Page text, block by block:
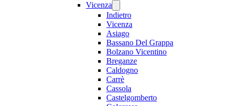
Vicenza
Indietro
Vicenza
Asiago
Bassano Del Grappa
Bolzano Vicentino
Breganze
Caldogno
Carrè
Cassola
Castelgomberto